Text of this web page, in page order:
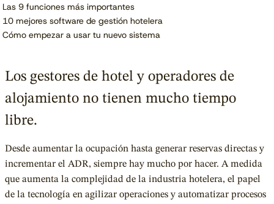
Las 9 funciones más importantes
10 mejores software de gestión hotelera
Cómo empezar a usar tu nuevo sistema
Los gestores de hotel y operadores de
alojamiento no tienen mucho tiempo
libre.
Desde aumentar la ocupación hasta generar reservas directas y
incrementar el ADR, siempre hay mucho por hacer. A medida
que aumenta la complejidad de la industria hotelera, el papel
de la tecnología en agilizar operaciones y automatizar procesos